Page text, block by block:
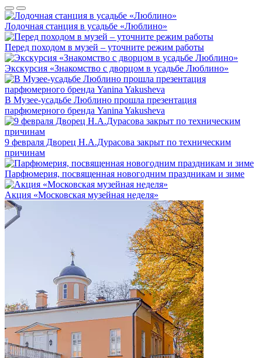
Лодочная станция в усадьбе «Люблино»
Перед походом в музей – уточните режим работы
Экскурсия «Знакомство с дворцом в усадьбе Люблино»
В Музее-усадьбе Люблино прошла презентация
парфюмерного бренда Yanina Yakusheva
9 февраля Дворец Н.А.Дурасова закрыт по техническим
причинам
Парфюмерия, посвященная новогодним праздникам и зиме
Акция «Московская музейная неделя»